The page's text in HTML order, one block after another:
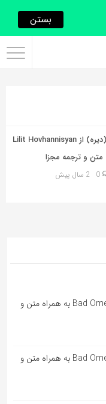
آهنگ ارمنی Ուշ ա (دیره) از Lilit Hovhannisyan
0 2 سال پیش
آهنگ انگلیسی Specter از Bad Omens به همراه متن و
آهنگ انگلیسی Impose از Bad Omens به همراه متن و
بستن